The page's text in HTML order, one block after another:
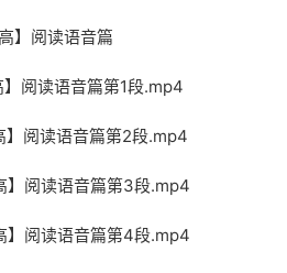
】阅读语音篇
阅读语音篇第1段.mp4
】阅读语音篇第2段.mp4
】阅读语音篇第3段.mp4
】阅读语音篇第4段.mp4